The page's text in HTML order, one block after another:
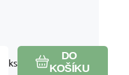
ks
DO
KOŠÍKU